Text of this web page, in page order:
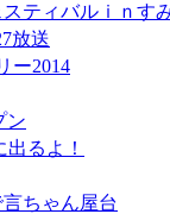
ティバルｉｎす
放送
ー2014
ン
るよ！
ちゃん屋台